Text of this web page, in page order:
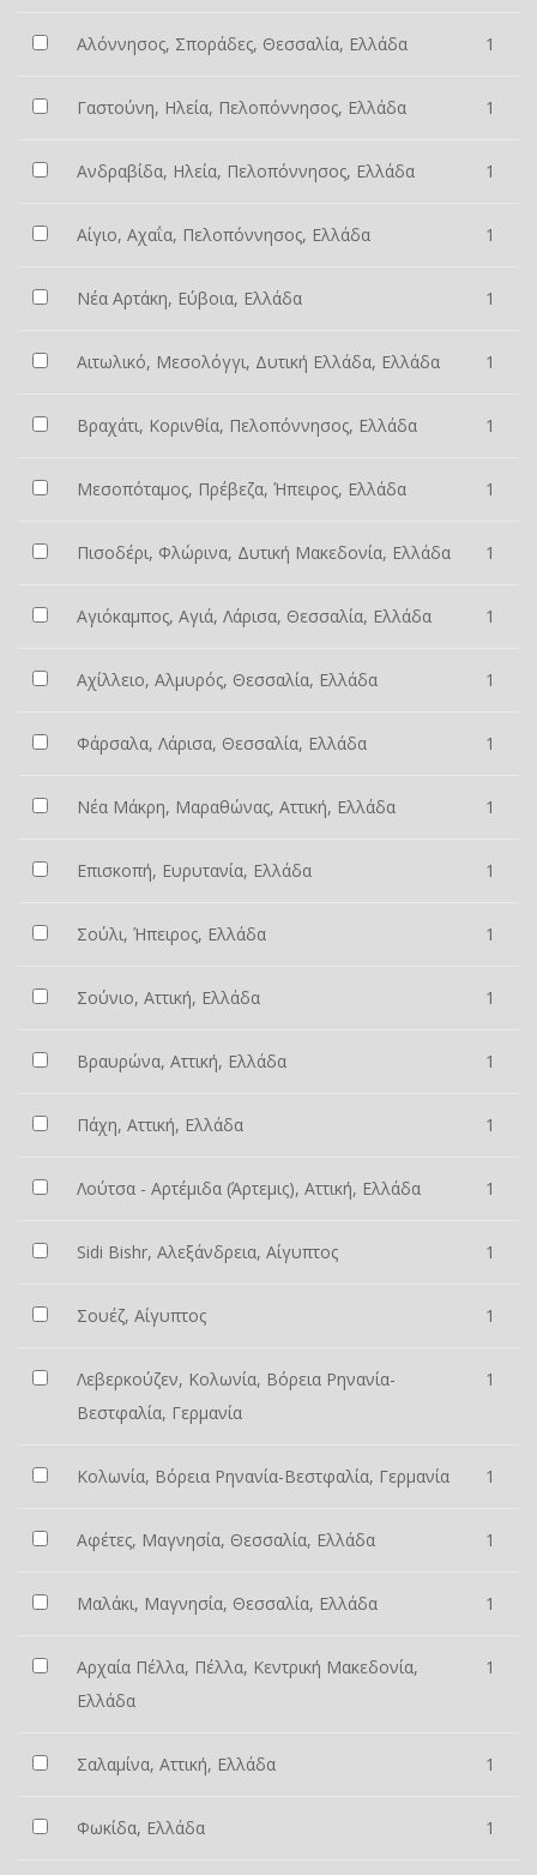
Αλόννησος, Σποράδες, Θεσσαλία, Ελλάδα 1
Γαστούνη, Ηλεία, Πελοπόννησος, Ελλάδα 1
Ανδραβίδα, Ηλεία, Πελοπόννησος, Ελλάδα 1
Αίγιο, Αχαΐα, Πελοπόννησος, Ελλάδα 1
Νέα Αρτάκη, Εύβοια, Ελλάδα 1
Αιτωλικό, Μεσολόγγι, Δυτική Ελλάδα, Ελλάδα 1
Βραχάτι, Κορινθία, Πελοπόννησος, Ελλάδα 1
Μεσοπόταμος, Πρέβεζα, Ήπειρος, Ελλάδα 1
Πισοδέρι, Φλώρινα, Δυτική Μακεδονία, Ελλάδα 1
Αγιόκαμπος, Αγιά, Λάρισα, Θεσσαλία, Ελλάδα 1
Αχίλλειο, Αλμυρός, Θεσσαλία, Ελλάδα 1
Φάρσαλα, Λάρισα, Θεσσαλία, Ελλάδα 1
Νέα Μάκρη, Μαραθώνας, Αττική, Ελλάδα 1
Επισκοπή, Ευρυτανία, Ελλάδα 1
Σούλι, Ήπειρος, Ελλάδα 1
Σούνιο, Αττική, Ελλάδα 1
Βραυρώνα, Αττική, Ελλάδα 1
Πάχη, Αττική, Ελλάδα 1
Λούτσα - Αρτέμιδα (Άρτεμις), Αττική, Ελλάδα 1
Sidi Bishr, Αλεξάνδρεια, Αίγυπτος 1
Σουέζ, Αίγυπτος 1
Λεβερκούζεν, Κολωνία, Βόρεια Ρηνανία-
Βεστφαλία, Γερμανία
1
Κολωνία, Βόρεια Ρηνανία-Βεστφαλία, Γερμανία 1
Αφέτες, Μαγνησία, Θεσσαλία, Ελλάδα 1
Μαλάκι, Μαγνησία, Θεσσαλία, Ελλάδα 1
Αρχαία Πέλλα, Πέλλα, Κεντρική Μακεδονία,
Ελλάδα
1
Σαλαμίνα, Αττική, Ελλάδα 1
Φωκίδα, Ελλάδα 1